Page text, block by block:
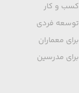
کسب و کار
توسعه فردی
برای معماران
برای مدرسین